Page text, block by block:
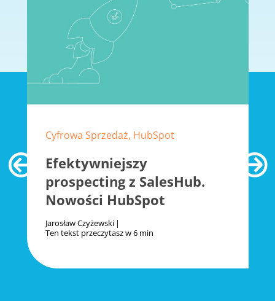
Cyfrowa Sprzedaż, HubSpot
Efektywniejszy
prospecting z SalesHub.
Nowości HubSpot
Jarosław Czyżewski
Ten tekst przeczytasz w6 min